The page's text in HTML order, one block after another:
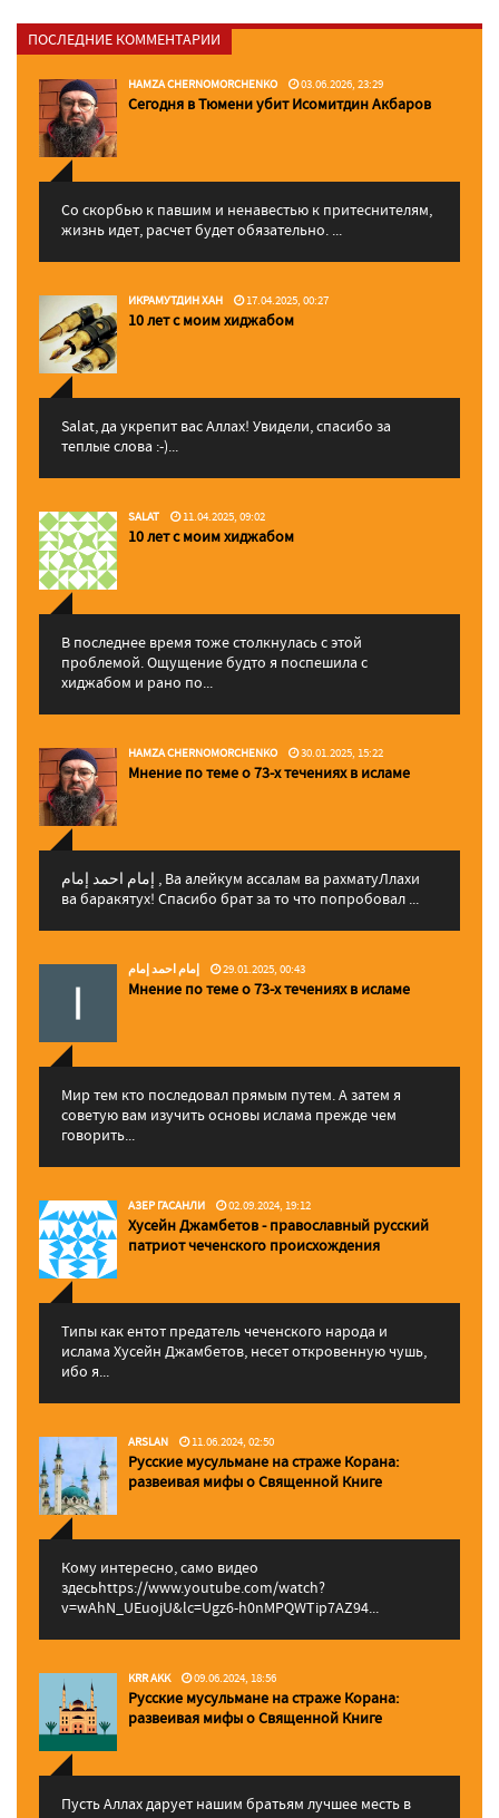
ПОСЛЕДНИЕ КОММЕНТАРИИ
HAMZA CHERNOMORCHENKO 03.06.2026, 23:29
Сегодня в Тюмени убит Исомитдин Акбаров
Со скорбью к павшим и ненавестью к притеснителям,
жизнь идет, расчет будет обязательно. ...
ИКРАМУТДИН ХАН 17.04.2025, 00:27
10 лет с моим хиджабом
Salat, да укрепит вас Аллаx! Увидели, спасибо за
теплые слова :-)...
SALAT 11.04.2025, 09:02
10 лет с моим хиджабом
В последнее время тоже столкнулась с этой
проблемой. Ощущение будто я поспешила с
хиджабом и рано по...
HAMZA CHERNOMORCHENKO 30.01.2025, 15:22
Мнение по теме о 73-х течениях в исламе
إمام احمد إمام , Ва алейкум ассалам ва рахматуЛлахи
ва баракятух! Спасибо брат за то что попробовал ...
إمام احمد إمام 29.01.2025, 00:43
Мнение по теме о 73-х течениях в исламе
Мир тем кто последовал прямым путем. А затем я
советую вам изучить основы ислама прежде чем
говорить...
АЗЕР ГАСАНЛИ 02.09.2024, 19:12
Хусейн Джамбетов - православный русский
патриот чеченского происхождения
Типы как ентот предатель чеченского народа и
ислама Хусейн Джамбетов, несет откровенную чушь,
ибо я...
ARSLAN 11.06.2024, 02:50
Русские мусульмане на страже Корана:
pазвеивая мифы о Священной Книге
Кому интересно, само видео
здесьhttps://www.youtube.com/watch?
v=wAhN_UEuojU&lc=Ugz6-h0nMPQWTip7AZ94...
KRR AKK 09.06.2024, 18:56
Русские мусульмане на страже Корана:
pазвеивая мифы о Священной Книге
Пусть Аллах дарует нашим братьям лучшее месть в